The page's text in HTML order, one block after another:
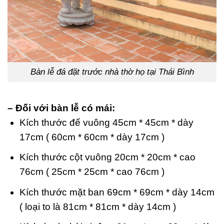
Bàn lễ đá đặt trước nhà thờ họ tại Thái Bình
– Đối với bàn lễ có mái:
Kích thước đế vuông 45cm * 45cm * dày
17cm ( 60cm * 60cm * dày 17cm )
Kích thước cột vuông 20cm * 20cm * cao
76cm ( 25cm * 25cm * cao 76cm )
Kích thước mặt ban 69cm * 69cm * dày 14cm
( loại to là 81cm * 81cm * dày 14cm )